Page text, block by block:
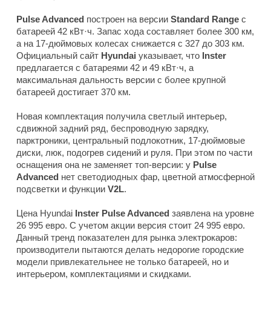
Pulse Advanced построен на версии Standard Range с
батареей 42 кВт·ч. Запас хода составляет более 300 км,
а на 17-дюймовых колесах снижается с 327 до 303 км.
Официальный сайт Hyundai указывает, что Inster
предлагается с батареями 42 и 49 кВт·ч, а
максимальная дальность версии с более крупной
батареей достигает 370 км.
Новая комплектация получила светлый интерьер,
сдвижной задний ряд, беспроводную зарядку,
парктроники, центральный подлокотник, 17-дюймовые
диски, люк, подогрев сидений и руля. При этом по части
оснащения она не заменяет топ-версии: у Pulse
Advanced нет светодиодных фар, цветной атмосферной
подсветки и функции V2L.
Цена Hyundai Inster Pulse Advanced заявлена на уровне
26 995 евро. С учетом акции версия стоит 24 995 евро.
Данный тренд показателен для рынка электрокаров:
производители пытаются делать недорогие городские
модели привлекательнее не только батареей, но и
интерьером, комплектациями и скидками.